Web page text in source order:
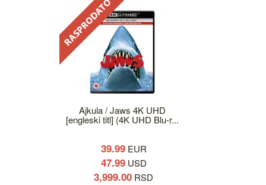
Ajkula / Jaws 4K UHD
[engleski titl] (4K UHD Blu-r...
39.99EUR
47.99USD
3,999.00 RSD